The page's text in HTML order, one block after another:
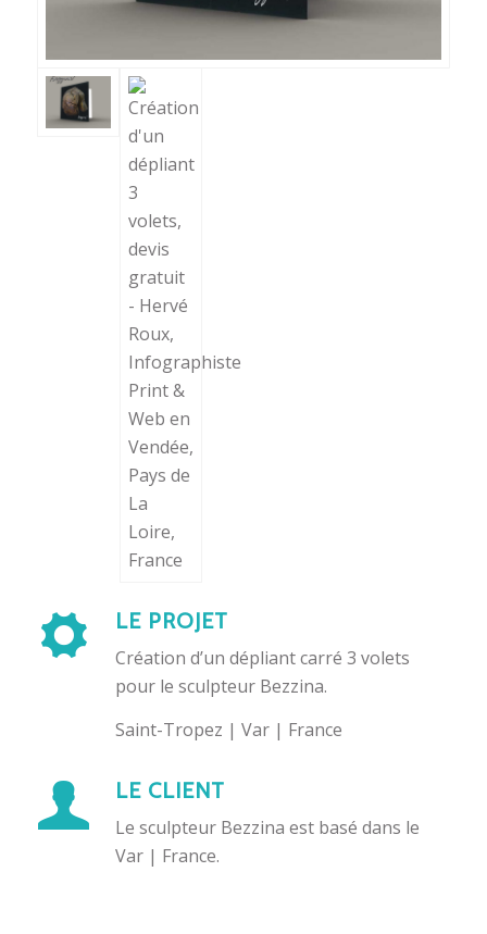
LE PROJET
Création d’un dépliant carré 3 volets
pour le sculpteur Bezzina.
Saint-Tropez | Var | France
LE CLIENT
Le sculpteur Bezzina est basé dans le
Var | France.